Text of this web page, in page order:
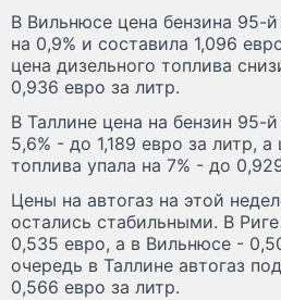
В Вильнюсе цена бензина 95-
на 0,9% и составила 1,096
цена дизельного топлива
0,936 евро за литр.
В Таллине цена на бензин 95-
5,6% - до 1,189 евро за литр, а
топлива упала на 7% - до
Цены на автогаз на этой
остались стабильными. В
0,535 евро, а в Вильнюсе -
очередь в Таллине автогаз
0,566 евро за литр.